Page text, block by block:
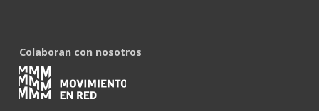
Colaboran con nosotros